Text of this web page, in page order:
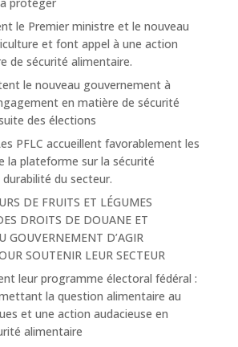
le Premier ministre et le nouveau
et font appel à une action
de sécurité alimentaire.
le nouveau gouvernement à
en matière de sécurité
des élections
PFLC accueillent favorablement les
la plateforme sur la sécurité
du secteur.
DE FRUITS ET LÉGUMES
DROITS DE DOUANE ET
GOUVERNEMENT D’AGIR
SOUTENIR LEUR SECTEUR
leur programme électoral fédéral :
la question alimentaire au
et une action audacieuse en
alimentaire